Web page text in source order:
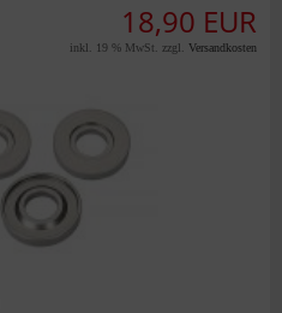
18,90 EUR
inkl. 19 % MwSt. zzgl. Versandkosten